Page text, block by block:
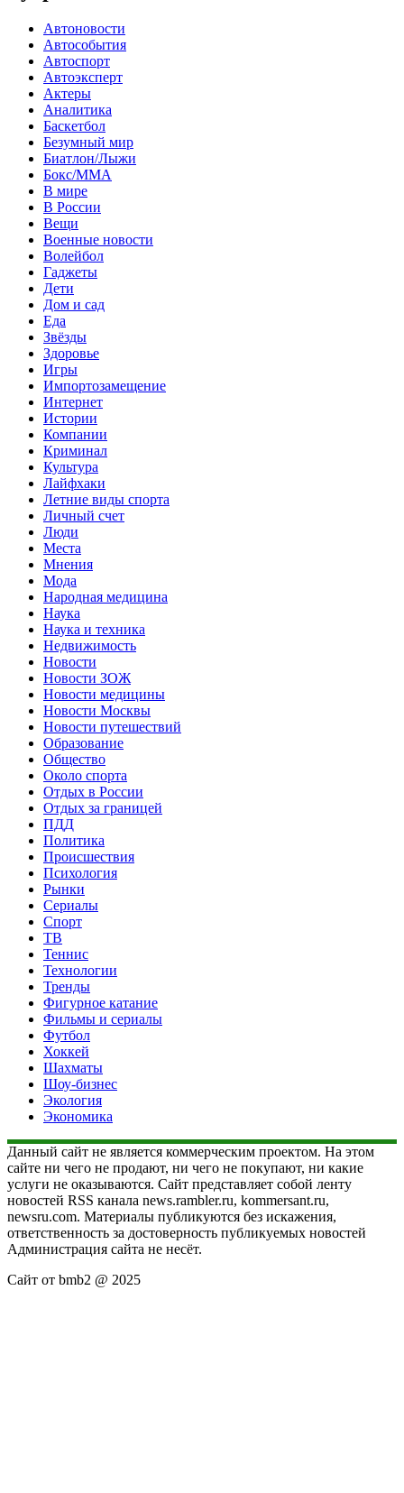
Автоновости
Автособытия
Автоспорт
Автоэксперт
Актеры
Аналитика
Баскетбол
Безумный мир
Биатлон/Лыжи
Бокс/MMA
В мире
В России
Вещи
Военные новости
Волейбол
Гаджеты
Дети
Дом и сад
Еда
Звёзды
Здоровье
Игры
Импортозамещение
Интернет
Истории
Компании
Криминал
Культура
Лайфхаки
Летние виды спорта
Личный счет
Люди
Места
Мнения
Мода
Народная медицина
Наука
Наука и техника
Недвижимость
Новости
Новости ЗОЖ
Новости медицины
Новости Москвы
Новости путешествий
Образование
Общество
Около спорта
Отдых в России
Отдых за границей
ПДД
Политика
Происшествия
Психология
Рынки
Сериалы
Спорт
ТВ
Теннис
Технологии
Тренды
Фигурное катание
Фильмы и сериалы
Футбол
Хоккей
Шахматы
Шоу-бизнес
Экология
Экономика
Данный сайт не является коммерческим проектом. На этом
сайте ни чего не продают, ни чего не покупают, ни какие
услуги не оказываются. Сайт представляет собой ленту
новостей RSS канала news.rambler.ru, kommersant.ru,
newsru.com. Материалы публикуются без искажения,
ответственность за достоверность публикуемых новостей
Администрация сайта не несёт.
Сайт от bmb2 @ 2025